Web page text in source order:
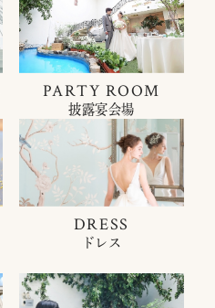
PARTY ROOM
披露宴会場
DRESS
ドレス